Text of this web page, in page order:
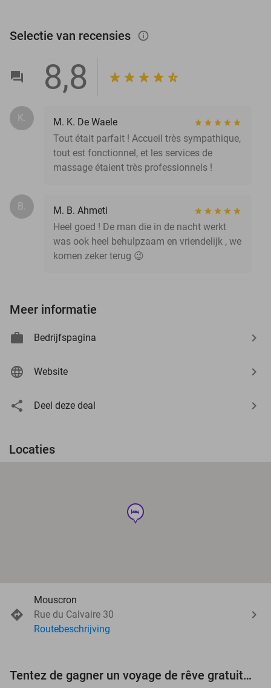
Selectie van recensies info_outlined
8,8
K.
M. K. De Waele
Tout était parfait ! Accueil très sympathique,
tout est fonctionnel, et les services de
massage étaient très professionnels !
B.
M. B. Ahmeti
Heel goed ! De man die in de nacht werkt
was ook heel behulpzaam en vriendelijk , we
komen zeker terug 😉
Meer informatie
Bedrijfspagina
Website
Deel deze deal
Locaties
hotel
Mouscron
Rue du Calvaire 30
Routebeschrijving
Tentez de gagner un voyage de rêve gratuit d'une valeur de 3.000 € !